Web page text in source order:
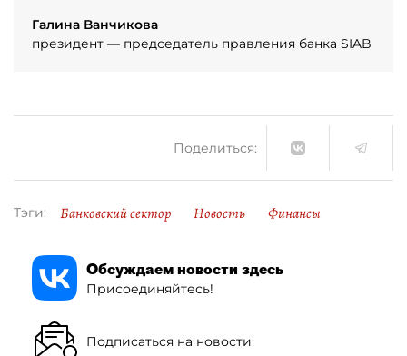
Галина Ванчикова
президент — председатель правления банка SIAB
Поделиться:
Тэги: Банковский сектор Новость Финансы
Обсуждаем новости здесь
Присоединяйтесь!
Подписаться на новости